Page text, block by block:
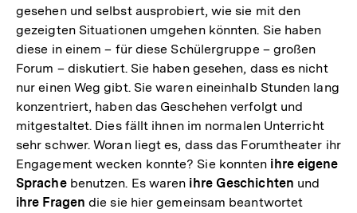
gesehen und selbst ausprobiert, wie sie mit den
gezeigten Situationen umgehen könnten. Sie haben
diese in einem – für diese Schülergruppe – großen
Forum – diskutiert. Sie haben gesehen, dass es nicht
nur einen Weg gibt. Sie waren eineinhalb Stunden lang
konzentriert, haben das Geschehen verfolgt und
mitgestaltet. Dies fällt ihnen im normalen Unterricht
sehr schwer. Woran liegt es, dass das Forumtheater ihr
Engagement wecken konnte? Sie konnten ihre eigene
Sprachebenutzen. Es waren ihre Geschichten und
ihre Fragen die sie hier gemeinsam beantwortet